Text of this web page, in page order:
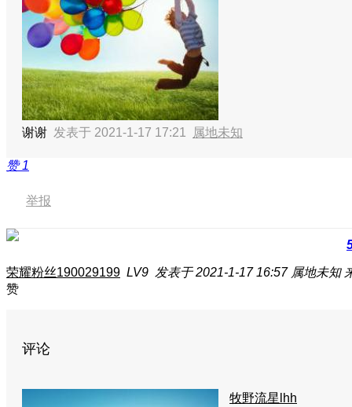
谢谢 发表于 2021-1-17 17:21 属地未知
赞1
举报
荣耀粉丝190029199 LV9 发表于 2021-1-17 16:57 属地未知
赞
评论
牧野流星lhh